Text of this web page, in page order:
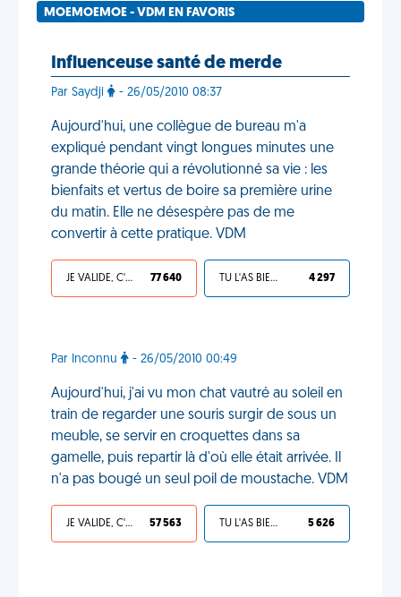
MOEMOEMOE - VDM EN FAVORIS
Influenceuse santé de merde
Par Saydji - 26/05/2010 08:37
Aujourd'hui, une collègue de bureau m'a
expliqué pendant vingt longues minutes une
grande théorie qui a révolutionné sa vie : les
bienfaits et vertus de boire sa première urine
du matin. Elle ne désespère pas de me
convertir à cette pratique. VDM
JE VALIDE, C'EST UNE VDM 77 640 TU L'AS BIEN MÉRITÉ 4 297
Par Inconnu - 26/05/2010 00:49
Aujourd'hui, j'ai vu mon chat vautré au soleil en
train de regarder une souris surgir de sous un
meuble, se servir en croquettes dans sa
gamelle, puis repartir là d'où elle était arrivée. Il
n'a pas bougé un seul poil de moustache. VDM
JE VALIDE, C'EST UNE VDM 57 563 TU L'AS BIEN MÉRITÉ 5 626